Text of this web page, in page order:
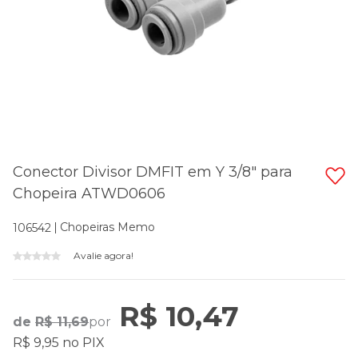
Conector Divisor DMFIT em Y 3/8" para
Chopeira ATWD0606
106542 Chopeiras Memo
Avalie agora!
de R$ 11,69por R$ 10,47
R$ 9,95 no PIX